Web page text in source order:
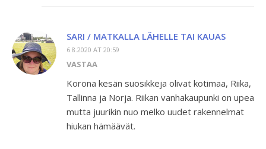
SARI / MATKALLA LÄHELLE TAI KAUAS
6.8.2020 AT 20:59
VASTAA
Korona kesän suosikkeja olivat kotimaa, Riika,
Tallinna ja Norja. Riikan vanhakaupunki on upea
mutta juurikin nuo melko uudet rakennelmat
hiukan hämäävät.